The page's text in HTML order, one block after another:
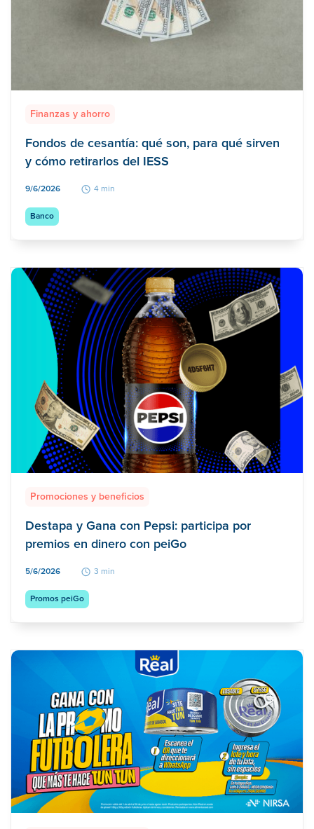
Finanzas y ahorro
Fondos de cesantía: qué son, para qué sirven
y cómo retirarlos del IESS
9/6/2026 4 min
Banco
Promociones y beneficios
Destapa y Gana con Pepsi: participa por
premios en dinero con peiGo
5/6/2026 3 min
Promos peiGo